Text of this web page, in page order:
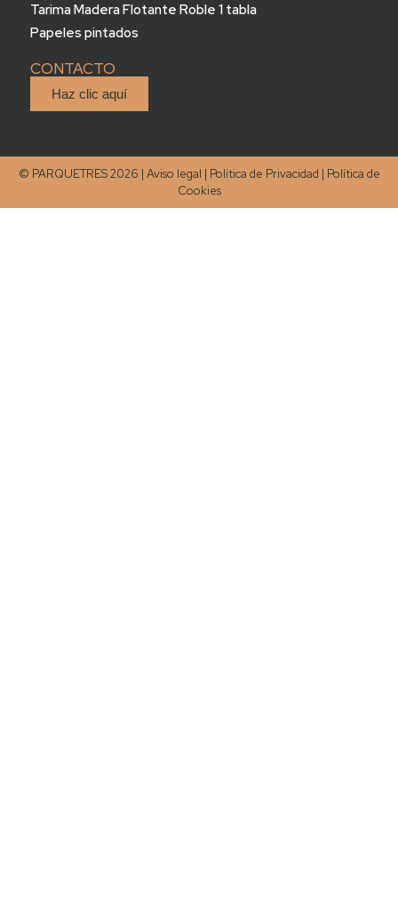
Tarima Madera Flotante Roble 1 tabla
Papeles pintados
CONTACTO
Haz clic aquí
© PARQUETRES 2026 | Aviso legal | Política de Privacidad | Política de
Cookies